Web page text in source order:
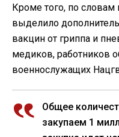
Кроме того, по словам
выделило
вакцин от гриппа и
медиков, работников
военнослужащих
Общее
закупаем 1